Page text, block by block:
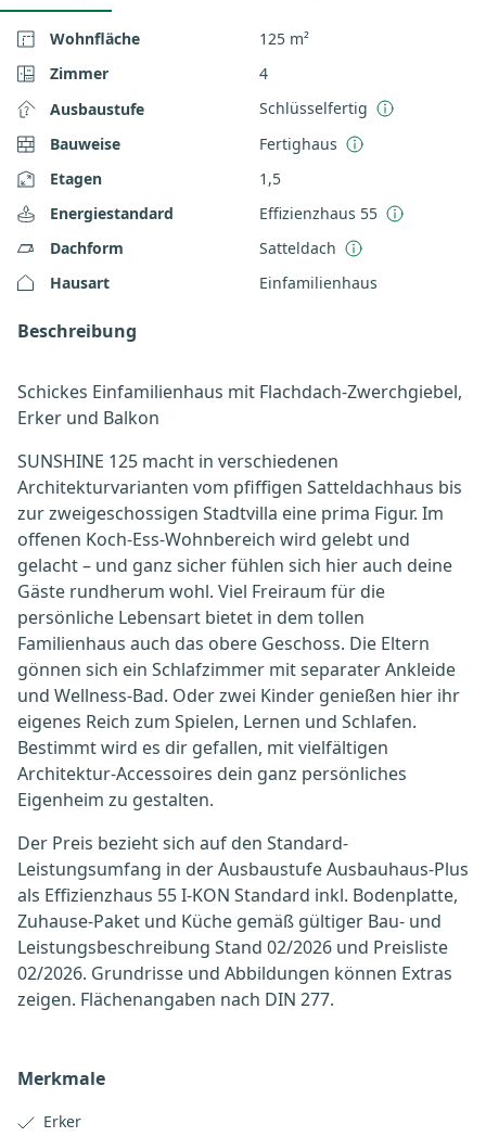
Wohnfläche
125 m²
Zimmer
4
Ausbaustufe
Schlüsselfertig
Bauweise
Fertighaus
Etagen
1,5
Energiestandard
Effizienzhaus 55
Dachform
Satteldach
Hausart
Einfamilienhaus
Beschreibung
Schickes Einfamilienhaus mit Flachdach-Zwerchgiebel,
Erker und Balkon
SUNSHINE 125 macht in verschiedenen
Architekturvarianten vom pfiffigen Satteldachhaus bis
zur zweigeschossigen Stadtvilla eine prima Figur. Im
offenen Koch-Ess-Wohnbereich wird gelebt und
gelacht – und ganz sicher fühlen sich hier auch deine
Gäste rundherum wohl. Viel Freiraum für die
persönliche Lebensart bietet in dem tollen
Familienhaus auch das obere Geschoss. Die Eltern
gönnen sich ein Schlafzimmer mit separater Ankleide
und Wellness-Bad. Oder zwei Kinder genießen hier ihr
eigenes Reich zum Spielen, Lernen und Schlafen.
Bestimmt wird es dir gefallen, mit vielfältigen
Architektur-Accessoires dein ganz persönliches
Eigenheim zu gestalten.
Der Preis bezieht sich auf den Standard-
Leistungsumfang in der Ausbaustufe Ausbauhaus-Plus
als Effizienzhaus 55 I-KON Standard inkl. Bodenplatte,
Zuhause-Paket und Küche gemäß gültiger Bau- und
Leistungsbeschreibung Stand 02/2026 und Preisliste
02/2026. Grundrisse und Abbildungen können Extras
zeigen. Flächenangaben nach DIN 277.
Merkmale
Erker